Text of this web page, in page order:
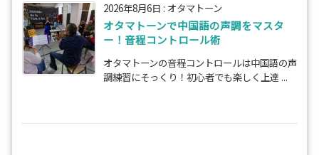
2026年8月6日 : オタマトーン
オタマトーンで中国語の声調をマスタ
ー！音程コントロール術
オタマトーンの音程コントロールは中国語の声
調練習にそっくり！初心者でも楽しく上達 ...